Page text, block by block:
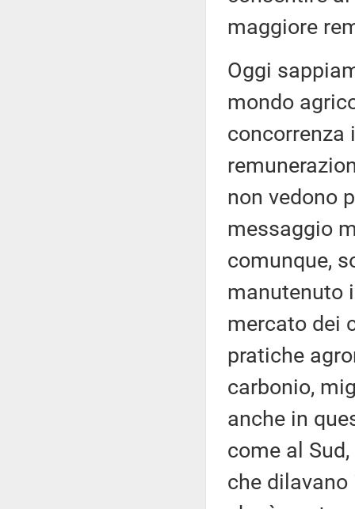
maggiore
Oggi
mondo
concorrenza
non vedono
messaggio
comunque,
manutenuto
mercato dei
pratiche
carbonio,
anche in
come al
che